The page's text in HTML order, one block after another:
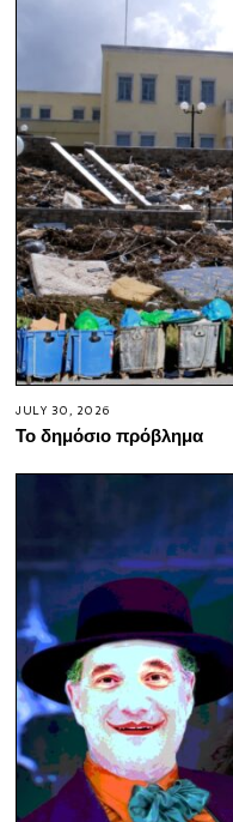
JULY 30, 2026
Το δημόσιο πρόβλημα